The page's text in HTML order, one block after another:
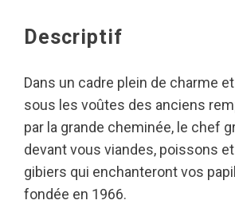
Descriptif
Dans un cadre plein de charme
sous les voûtes des anciens
par la grande cheminée, le chef
devant vous viandes, poissons
gibiers qui enchanteront vos
fondée en 1966.